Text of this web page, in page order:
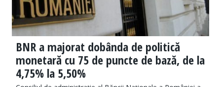
BNR a majorat dobânda de politică
monetară cu 75 de puncte de bază, de la
4,75% la 5,50%